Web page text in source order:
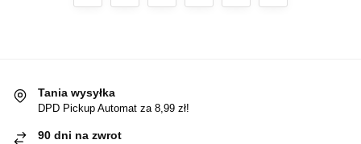
Tania wysyłka
DPD Pickup Automat za 8,99 zł!
90 dni na zwrot